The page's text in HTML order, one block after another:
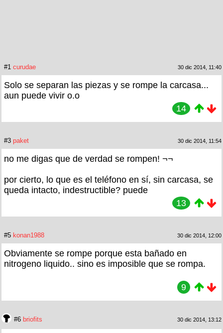
#1 curudae 30 dic 2014, 11:40
Solo se separan las piezas y se rompe la carcasa...
aun puede vivir o.o
14
#3 paket 30 dic 2014, 11:54
no me digas que de verdad se rompen! ¬¬
por cierto, lo que es el teléfono en sí, sin carcasa, se
queda intacto, indestructible? puede
13
#5 konan1988 30 dic 2014, 12:00
Obviamente se rompe porque esta bañado en
nitrogeno liquido.. sino es imposible que se rompa.
9
#6 briofits 30 dic 2014, 13:12